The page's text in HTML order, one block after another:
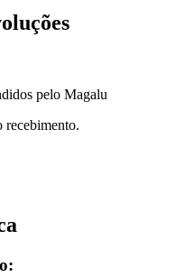
pelo Magalu
recebimento.